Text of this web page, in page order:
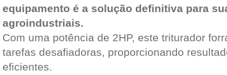
equipamento é a solução definitiva para
agroindustriais.
Com uma potência de 2HP, este triturador
tarefas desafiadoras, proporcionando
eficientes.